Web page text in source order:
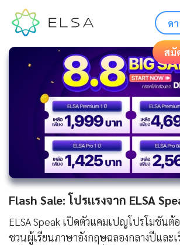
ด
สมั
Flash Sale: โปรแรงจาก ELSA
ELSA Speak เปิดตัวแคมเปญโปรโมชันต้
ชวนผู้เรียนภาษาอังกฤษฉลองกลางปีและ